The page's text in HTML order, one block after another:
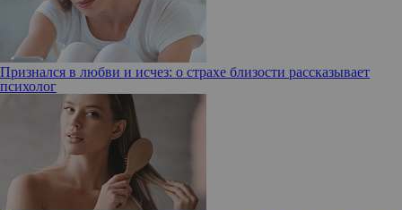
Признался в любви и исчез: о страхе близости рассказывает
психолог